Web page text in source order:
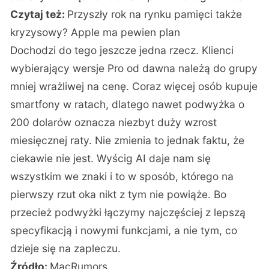
Czytaj też: Przyszły rok na rynku pamięci także
kryzysowy? Apple ma pewien plan
Dochodzi do tego jeszcze jedna rzecz. Klienci
wybierający wersje Pro od dawna należą do grupy
mniej wrażliwej na cenę. Coraz więcej osób kupuje
smartfony w ratach, dlatego nawet podwyżka o
200 dolarów oznacza niezbyt duży wzrost
miesięcznej raty. Nie zmienia to jednak faktu, że
ciekawie nie jest. Wyścig AI daje nam się
wszystkim we znaki i to w sposób, którego na
pierwszy rzut oka nikt z tym nie powiąże. Bo
przecież podwyżki łączymy najczęściej z lepszą
specyfikacją i nowymi funkcjami, a nie tym, co
dzieje się na zapleczu.
Źródło: MacRumors